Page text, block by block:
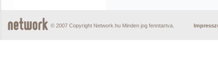
© 2007 Copyright Network.hu Minden jog fenntartva.